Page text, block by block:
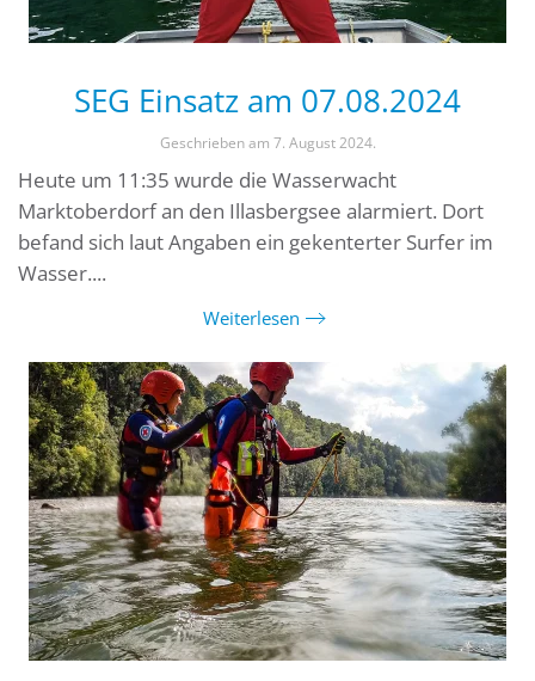
SEG Einsatz am 07.08.2024
Geschrieben am 7. August 2024.
Heute um 11:35 wurde die Wasserwacht
Marktoberdorf an den Illasbergsee alarmiert. Dort
befand sich laut Angaben ein gekenterter Surfer im
Wasser....
Weiterlesen